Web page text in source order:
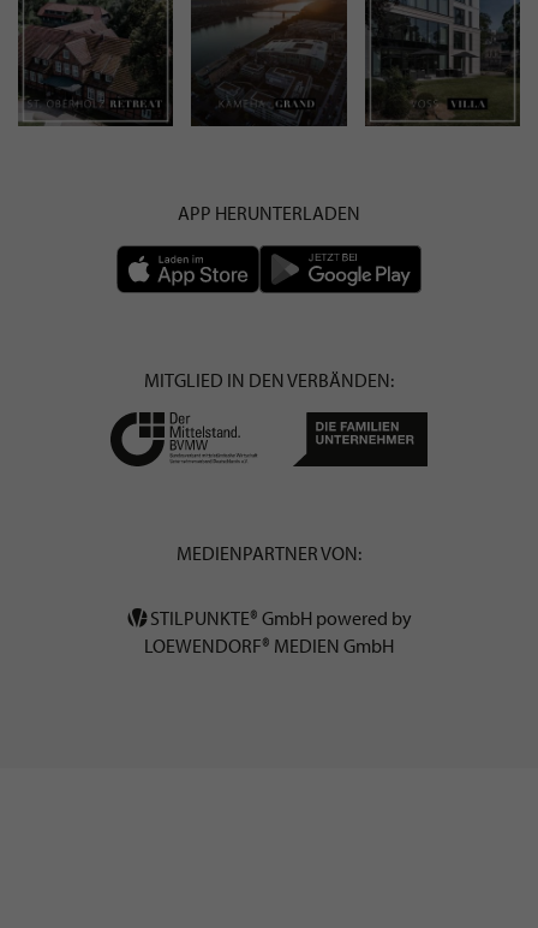
APP HERUNTERLADEN
MITGLIED IN DEN VERBÄNDEN:
MEDIENPARTNER VON:
STILPUNKTE® GmbH powered by
LOEWENDORF® MEDIEN GmbH